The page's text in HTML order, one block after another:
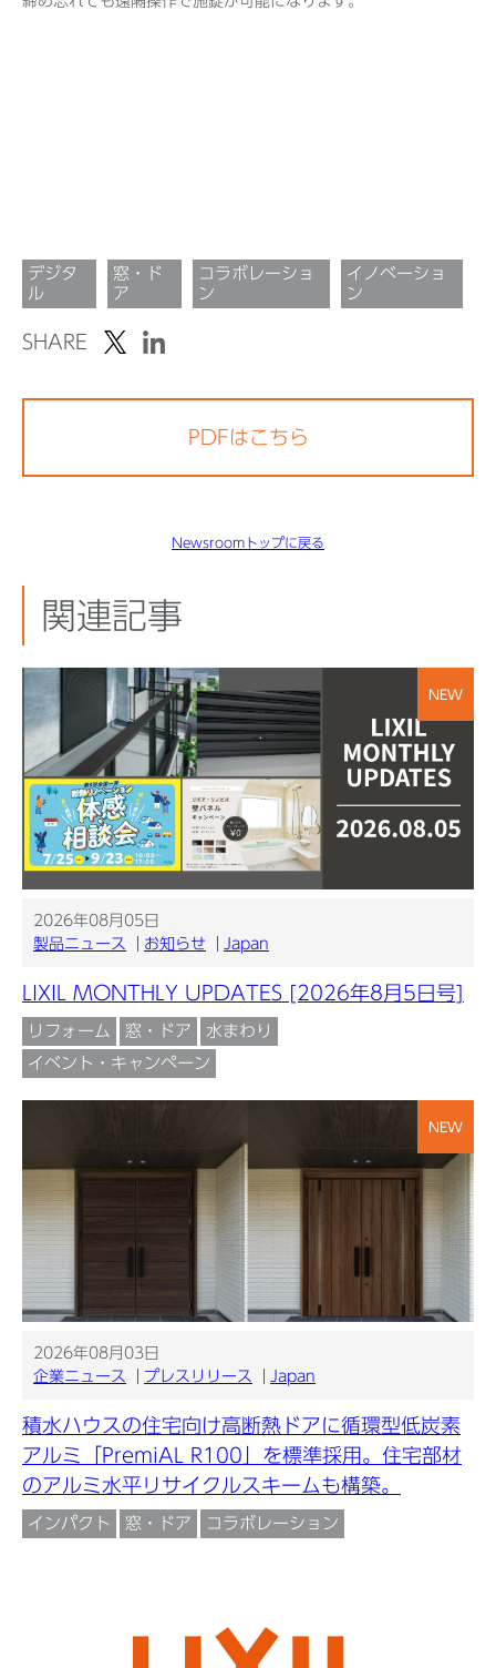
デジタ
ル
窓・ド
ア
コラボレーショ
ン
イノベーショ
ン
SHARE
PDFはこちら
Newsroomトップに戻る
関連記事
NEW
2026年08月05日
製品ニュース
お知らせ Japan
LIXIL MONTHLY UPDATES [2026年8月5日号]
リフォーム 窓・ドア
水まわり
イベント・キャンペーン
NEW
2026年08月03日
企業ニュース
プレスリリース Japan
積水ハウスの住宅向け高断熱ドアに循環型低炭素
アルミ「PremiAL R100」を標準採用。住宅部材
のアルミ水平リサイクルスキームも構築。
インパクト 窓・ドア コラボレーション